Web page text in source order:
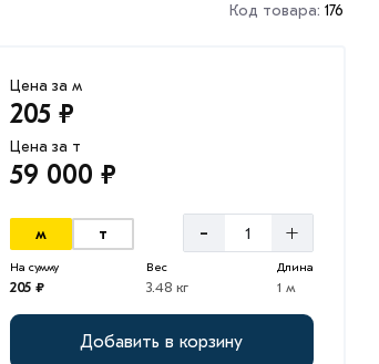
Код товара: 176
Цена за м
205 ₽
Цена за т
59 000 ₽
м т - +
На сумму
205 ₽
Вес
3.48 кг
Длина
1 м
Добавить в корзину